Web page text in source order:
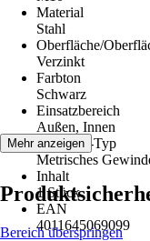
Material
Stahl
Oberfläche/
Verzinkt
Farbton
Schwarz
Einsatzbereich
Außen, Innen
Gewinde-Typ
Metrisches
Inhalt
1 Stück
EAN
4011645069099
Mehr anzeigen
Bereich überspringen